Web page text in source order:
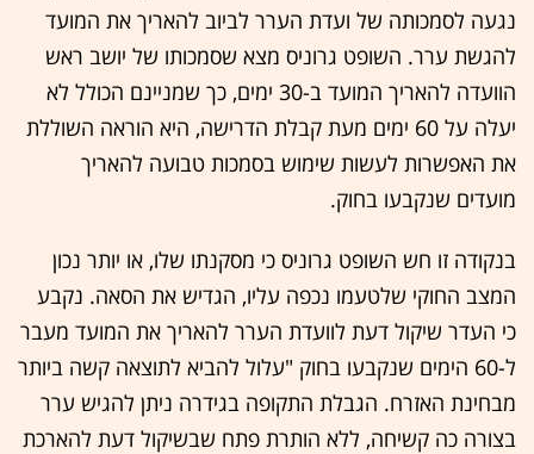
נגעה לסמכותה של ועדת הערר לביוב להאריך את המועד
להגשת ערר. השופט גרוניס מצא שסמכותו של יושב ראש
הוועדה להאריך המועד ב-30 ימים, כך שמניינם הכולל לא
יעלה על 60 ימים מעת קבלת הדרישה, היא הוראה השוללת
את האפשרות לעשות שימוש בסמכות טבועה להאריך
מועדים שנקבעו בחוק.
בנקודה זו חש השופט גרוניס כי מסקנתו שלו, או יותר נכון
המצב החוקי שלטעמו נכפה עליו, הגדיש את הסאה. נקבע
כי העדר שיקול דעת לוועדת הערר להאריך את המועד מעבר
ל-60 הימים שנקבעו בחוק "עלול להביא לתוצאה קשה ביותר
מבחינת האזרח. הגבלת התקופה בגידרה ניתן להגיש ערר
בצורה כה קשיחה, ללא הותרת פתח שבשיקול דעת להארכת